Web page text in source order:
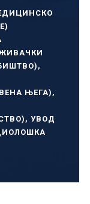
,
ЊЕГА) ,
, УВОД